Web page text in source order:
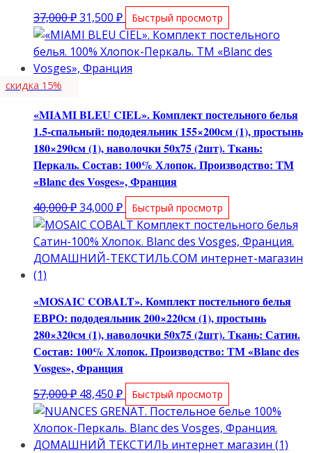
37,000₽Первоначальная
цена
составляла
37,000 ₽.
31,500 ₽Текущая
цена:
31,500 ₽.
Быстрый просмотр
скидка 15%
«MIAMI BLEU CIEL». Комплект постельного белья
1.5-спальный: пододеяльник 155×200см (1), простынь
180×290см (1), наволочки 50х75 (2шт). Ткань:
Перкаль. Состав: 100% Хлопок. Производство: ТМ
«Blanc des Vosges», Франция
40,000₽Первоначальная
цена
составляла
40,000 ₽.
34,000 ₽Текущая
цена:
34,000 ₽.
Быстрый просмотр
«MOSAIC COBALT». Комплект постельного белья
ЕВРО: пододеяльник 200×220см (1), простынь
280×320см (1), наволочки 50х75 (2шт). Ткань: Сатин.
Состав: 100% Хлопок. Производство: ТМ «Blanc des
Vosges», Франция
57,000₽ Первоначальная
цена
составляла
57,000 ₽.
48,450 ₽Текущая
цена:
48,450 ₽.
Быстрый просмотр